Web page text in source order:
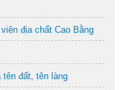
địa chất Cao Bằng
tên đất, tên làng